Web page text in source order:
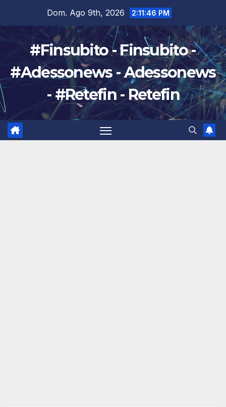
contenuto
Dom. Ago 9th, 2026 2:11:47 PM
#Finsubito - Finsubito -
#Adessonews - Adessonews
- #Retefin - Retefin